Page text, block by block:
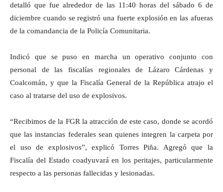
detalló que fue alrededor de las 11:40 horas del sábado 6 de
diciembre cuando se registró una fuerte explosión en las afueras
de la comandancia de la Policía Comunitaria.
Indicó que se puso en marcha un operativo conjunto con
personal de las fiscalías regionales de Lázaro Cárdenas y
Coalcomán, y que la Fiscalía General de la República atrajo el
caso al tratarse del uso de explosivos.
“Recibimos de la FGR la atracción de este caso, donde se acordó
que las instancias federales sean quienes integren la carpeta por
el uso de explosivos”, explicó Torres Piña. Agregó que la
Fiscalía del Estado coadyuvará en los peritajes, particularmente
respecto a las personas fallecidas y lesionadas.